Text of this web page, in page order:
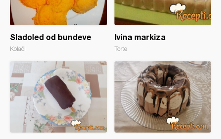
Sladoled od bundeve
Kolači
Ivina markiza
Torte